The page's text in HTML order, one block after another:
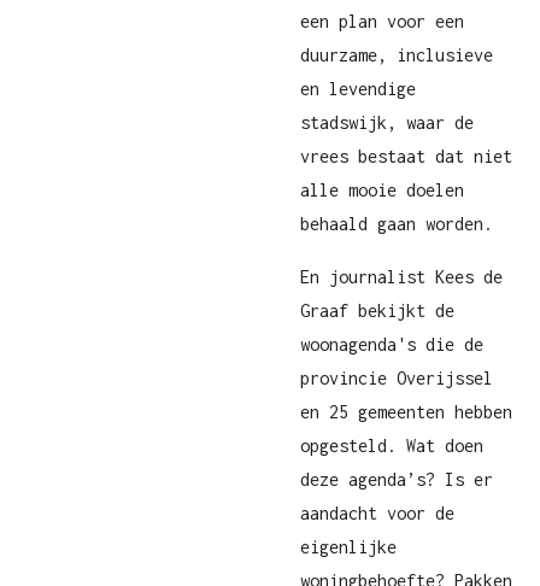
een plan voor een
duurzame, inclusieve
en levendige
stadswijk, waar de
vrees bestaat dat niet
alle mooie doelen
behaald gaan worden.
En journalist Kees de
Graaf bekijkt de
woonagenda's die de
provincie Overijssel
en 25 gemeenten hebben
opgesteld. Wat doen
deze agenda’s? Is er
aandacht voor de
eigenlijke
woningbehoefte? Pakken